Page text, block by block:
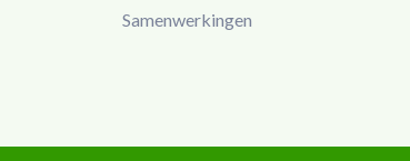
Samenwerkingen